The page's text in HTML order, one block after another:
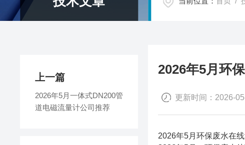
2026年5月环
更新时间：2026-
2026年5月环保废水在
上一篇
2026年5月一体式DN200管
道电磁流量计公司推荐​